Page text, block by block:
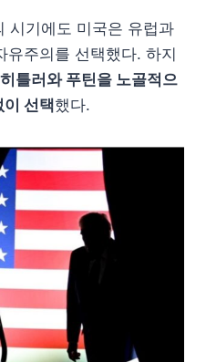
시기에도 미국은 유럽과
유주의를 선택했다. 하지
히틀러와 푸틴을 노골적으
선택했다.